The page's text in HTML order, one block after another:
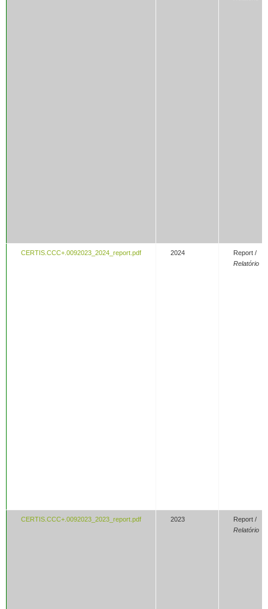
CERTIS.CCC+.0092023_2024_report.pdf 2024
Report /
Relatório
CERTIS.CCC+.0092023_2023_report.pdf 2023
Report /
Relatório